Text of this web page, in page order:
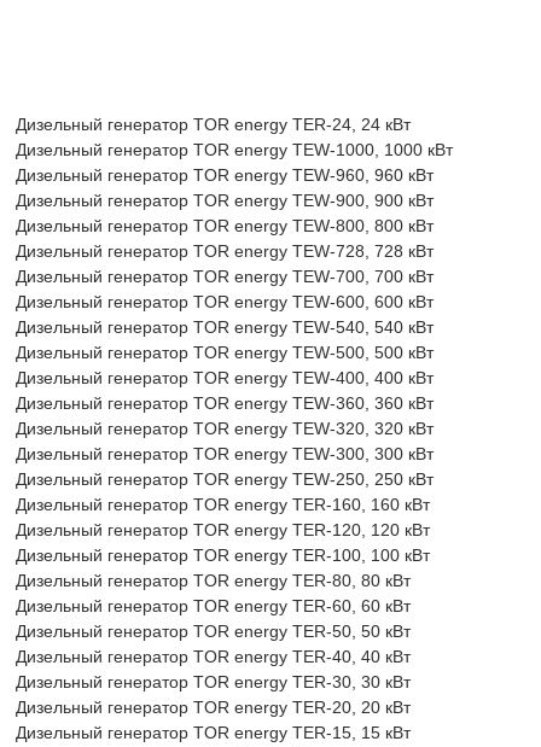
Дизельный генератор TOR energy TER-24, 24 кВт
Дизельный генератор TOR energy TEW-1000, 1000 кВт
Дизельный генератор TOR energy TEW-960, 960 кВт
Дизельный генератор TOR energy TEW-900, 900 кВт
Дизельный генератор TOR energy TEW-800, 800 кВт
Дизельный генератор TOR energy TEW-728, 728 кВт
Дизельный генератор TOR energy TEW-700, 700 кВт
Дизельный генератор TOR energy TEW-600, 600 кВт
Дизельный генератор TOR energy TEW-540, 540 кВт
Дизельный генератор TOR energy TEW-500, 500 кВт
Дизельный генератор TOR energy TEW-400, 400 кВт
Дизельный генератор TOR energy TEW-360, 360 кВт
Дизельный генератор TOR energy TEW-320, 320 кВт
Дизельный генератор TOR energy TEW-300, 300 кВт
Дизельный генератор TOR energy TEW-250, 250 кВт
Дизельный генератор TOR energy TER-160, 160 кВт
Дизельный генератор TOR energy TER-120, 120 кВт
Дизельный генератор TOR energy TER-100, 100 кВт
Дизельный генератор TOR energy TER-80, 80 кВт
Дизельный генератор TOR energy TER-60, 60 кВт
Дизельный генератор TOR energy TER-50, 50 кВт
Дизельный генератор TOR energy TER-40, 40 кВт
Дизельный генератор TOR energy TER-30, 30 кВт
Дизельный генератор TOR energy TER-20, 20 кВт
Дизельный генератор TOR energy TER-15, 15 кВт